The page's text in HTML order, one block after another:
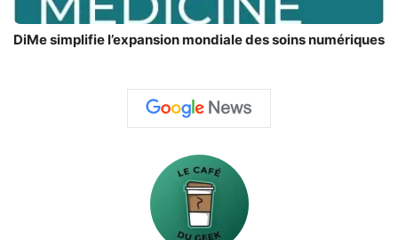
DiMe simplifie l’expansion mondiale des soins numériques